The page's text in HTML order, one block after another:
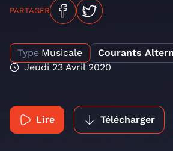
PARTAGER
Type Musicale
Courants
Jeudi 23 Avril 2020
Lire Télécharger